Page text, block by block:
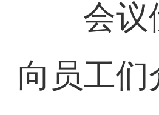
会议伊
向员工